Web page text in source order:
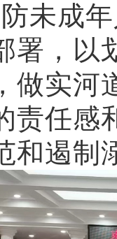
成年
署，以
做实河
责任感
和遏制